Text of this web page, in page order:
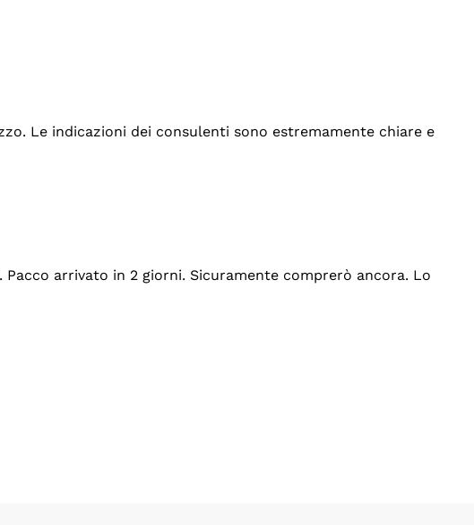
Le indicazioni dei consulenti sono estremamente chiare e
arrivato in 2 giorni. Sicuramente comprerò ancora. Lo